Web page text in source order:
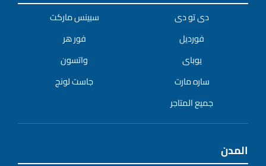
دى تو دى
سبينس ماركت
فورديل
فور هر
يوباى
واتسون
ساره مارت
جاست لونج
جميع المتاجر
المدن